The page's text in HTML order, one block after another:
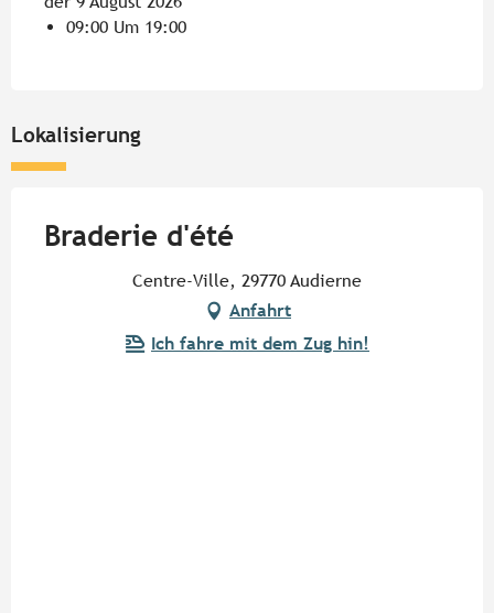
09:00 Um 19:00
Lokalisierung
Braderie d'été
Centre-Ville, 29770 Audierne
Anfahrt
Ich fahre mit dem Zug hin!